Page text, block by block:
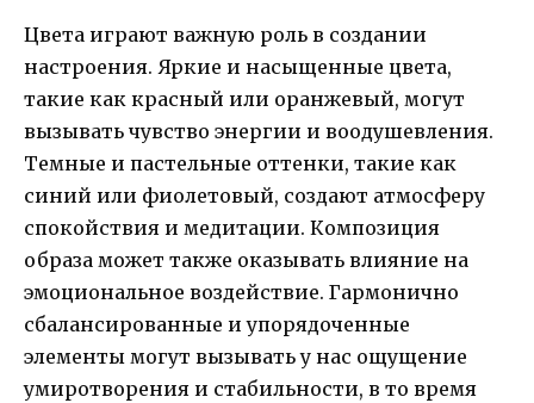
Цвета играют важную роль в создании
настроения. Яркие и насыщенные цвета,
такие как красный или оранжевый, могут
вызывать чувство энергии и воодушевления.
Темные и пастельные оттенки, такие как
синий или фиолетовый, создают атмосферу
спокойствия и медитации. Композиция
образа может также оказывать влияние на
эмоциональное воздействие. Гармонично
сбалансированные и упорядоченные
элементы могут вызывать у нас ощущение
умиротворения и стабильности, в то время